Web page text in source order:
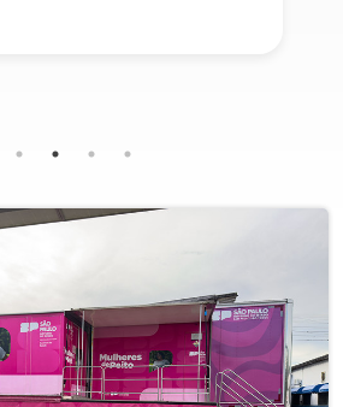
a conclusão dos estudos de 53
a história ao marcar a primeira
acesso à educação e oferecendo uma
última turma da Educação de
pelo município foi em 2016,
Barras e, a partir de agosto de 2025,
ampliação. Em parceria
passou a disponibilizar também
II (6º ao 9º ano) e o Ensino
significativamente as oportunidades
adultos concluam sua formação.A